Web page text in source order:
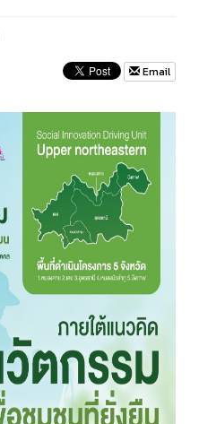
Email